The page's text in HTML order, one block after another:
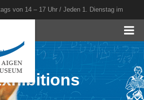
von 14 – 17 Uhr / Jeden 1. Dienstag im